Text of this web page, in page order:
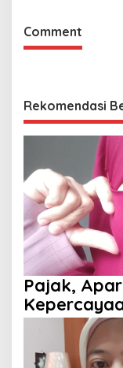
Comment
Rekomendasi
Pajak,